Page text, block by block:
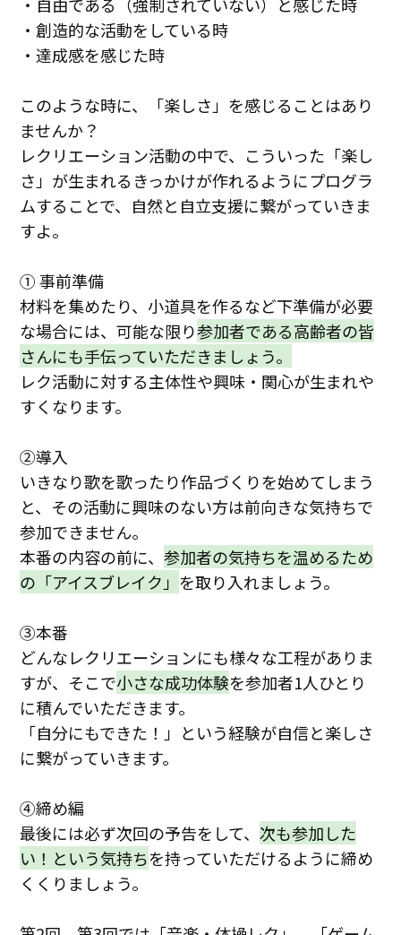
・創造的な活動をしている時
・達成感を感じた時
このような時に、「楽しさ」を感じることはあり
ませんか？
レクリエーション活動の中で、こういった「楽し
さ」が生まれるきっかけが作れるようにプログラ
ムすることで、自然と自立支援に繋がっていきま
すよ。
① 事前準備
材料を集めたり、小道具を作るなど下準備が必要
な場合には、可能な限り参加者である高齢者の皆
さんにも手伝っていただきましょう。
レク活動に対する主体性や興味・関心が生まれや
すくなります。
②導入
いきなり歌を歌ったり作品づくりを始めてしまう
と、その活動に興味のない方は前向きな気持ちで
参加できません。
本番の内容の前に、参加者の気持ちを温めるため
の「アイスブレイク」 を取り入れましょう。
③本番
どんなレクリエーションにも様々な工程がありま
すが、そこで小さな成功体験を参加者1人ひとり
に積んでいただきます。
「自分にもできた！」という経験が自信と楽しさ
に繋がっていきます。
④締め編
最後には必ず次回の予告をして、次も参加した
い！という気持ちを持っていただけるように締め
くくりましょう。